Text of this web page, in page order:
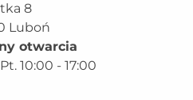
8
Luboń
otwarcia
10:00 - 17:00